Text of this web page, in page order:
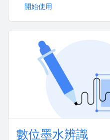
開始使用
數位墨水辨識